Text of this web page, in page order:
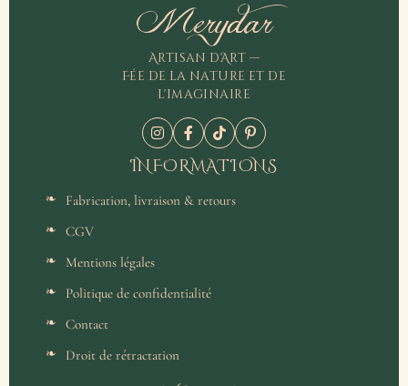
Merydar
Artisan d'Art —
Fée de la nature et de
l'imaginaire
INFORMATIONS
Fabrication, livraison & retours
CGV
Mentions légales
Politique de confidentialité
Contact
Droit de rétractation